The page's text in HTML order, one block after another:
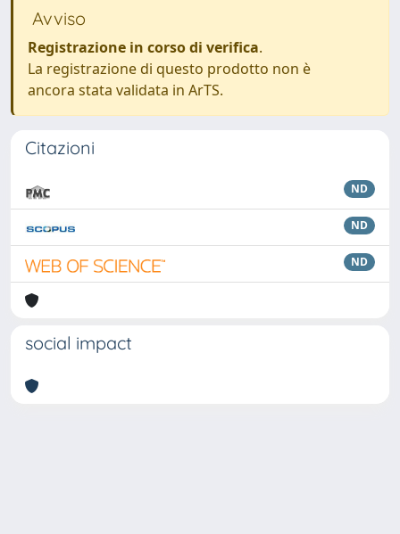
Avviso
Registrazione in corso di verifica.
La registrazione di questo prodotto non è
ancora stata validata in ArTS.
Citazioni
ND
ND
ND
social impact